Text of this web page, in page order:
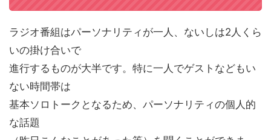
ラジオ番組はパーソナリティが一人、ないしは2人くら
いの掛け合いで
進行するものが大半です。特に一人でゲストなどもい
ない時間帯は
基本ソロトークとなるため、パーソナリティの個人的
な話題